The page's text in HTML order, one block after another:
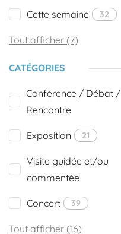
Cette semaine 32
Tout afficher (7)
CATÉGORIES
Conférence / Débat /
Rencontre
Exposition 21
Visite guidée et/ou
commentée
Concert 39
Tout afficher (16)